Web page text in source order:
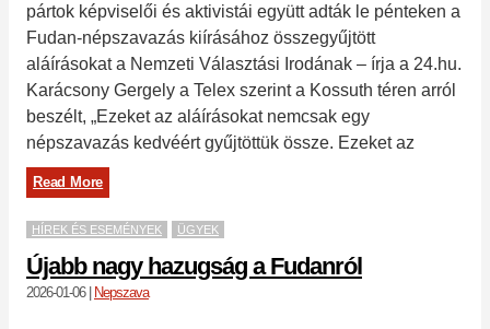
pártok képviselői és aktivistái együtt adták le pénteken a
Fudan-népszavazás kiírásához összegyűjtött
aláírásokat a Nemzeti Választási Irodának – írja a 24.hu.
Karácsony Gergely a Telex szerint a Kossuth téren arról
beszélt, „Ezeket az aláírásokat nemcsak egy
népszavazás kedvéért gyűjtöttük össze. Ezeket az
Read More
HÍREK ÉS ESEMÉNYEK ÜGYEK
Újabb nagy hazugság a Fudanról
2026-01-06| Nepszava